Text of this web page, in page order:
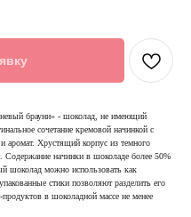
брауни» - шоколад, не имеющий
сочетание кремовой начинкой с
аромат. Хрустящий корпус из темного
Содержание начинки в шоколаде более 50%
шоколад можно использовать как
стики позволяют разделить его
в шоколадной массе не менее